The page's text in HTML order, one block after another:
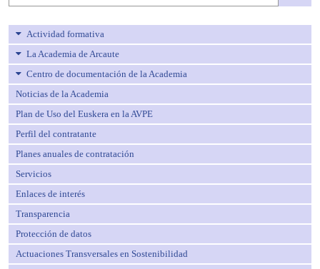
Actividad formativa
La Academia de Arcaute
Centro de documentación de la Academia
Noticias de la Academia
Plan de Uso del Euskera en la AVPE
Perfil del contratante
Planes anuales de contratación
Servicios
Enlaces de interés
Transparencia
Protección de datos
Actuaciones Transversales en Sostenibilidad